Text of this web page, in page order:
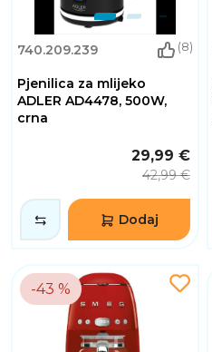
740.209.239 (8)
Pjenilica za mlijeko
ADLER AD4478, 500W,
crna
29,99 €
42,99 €
Dodaj
-43 %